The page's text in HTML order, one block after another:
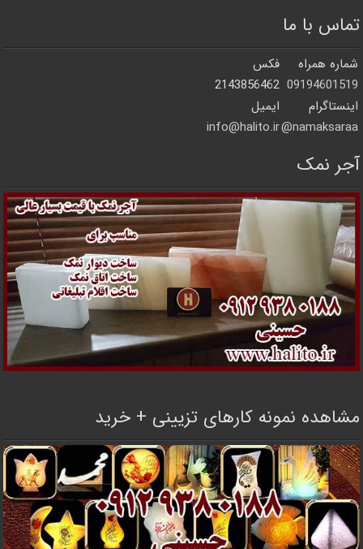
تماس با ما
شماره همراه
فکس
09194601519
2143856462
اینستاگرام
ایمیل
namaksaraa@
info@halito.ir
آجر نمک
مشاهده نمونه کارهای تزیینی + خرید